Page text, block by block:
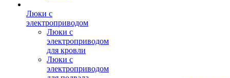
Люки с
электроприводом
Люки с
электроприводом
для кровли
Люки с
электроприводом